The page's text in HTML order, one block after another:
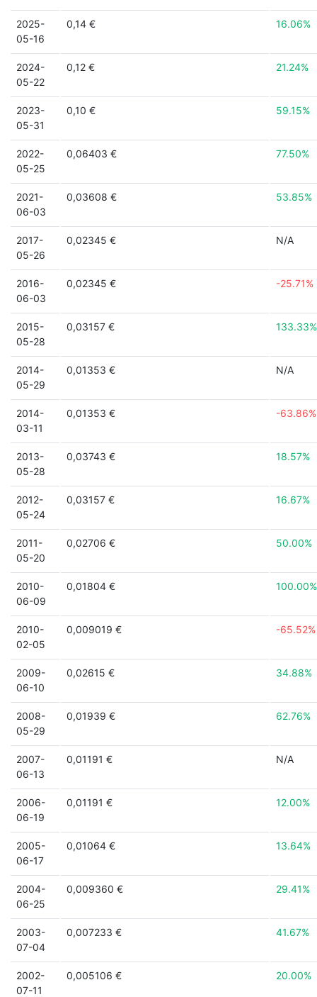
2025-
05-16
0,14 € 16.06%
2024-
05-22
0,12 € 21.24%
2023-
05-31
0,10 € 59.15%
2022-
05-25
0,06403 € 77.50%
2021-
06-03
0,03608 € 53.85%
2017-
05-26
0,02345 € N/A
2016-
06-03
0,02345 € -25.71%
2015-
05-28
0,03157 € 133.33%
2014-
05-29
0,01353 € N/A
2014-
03-11
0,01353 € -63.86%
2013-
05-28
0,03743 € 18.57%
2012-
05-24
0,03157 € 16.67%
2011-
05-20
0,02706 € 50.00%
2010-
06-09
0,01804 € 100.00%
2010-
02-05
0,009019 € -65.52%
2009-
06-10
0,02615 € 34.88%
2008-
05-29
0,01939 € 62.76%
2007-
06-13
0,01191 € N/A
2006-
06-19
0,01191 € 12.00%
2005-
06-17
0,01064 € 13.64%
2004-
06-25
0,009360 € 29.41%
2003-
07-04
0,007233 € 41.67%
2002-
07-11
0,005106 € 20.00%